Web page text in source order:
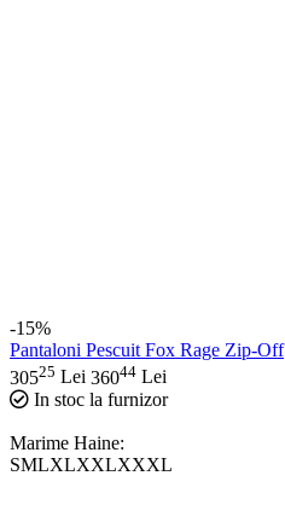
-15%
Pantaloni Pescuit Fox Rage Zip-Off
30525 Lei 36044 Lei
In stoc la furnizor
Marime Haine:
SMLXLXXLXXXL